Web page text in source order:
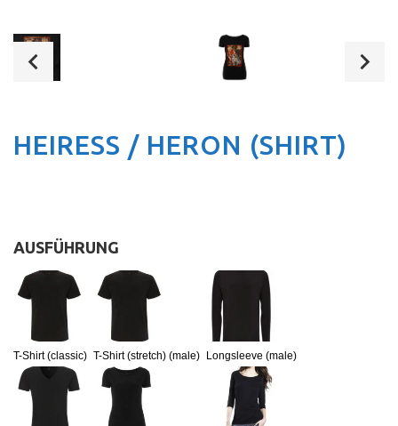
HEIRESS / HERON (SHIRT)
AUSFÜHRUNG
T-Shirt (classic) T-Shirt (stretch) (male) Longsleeve (male)